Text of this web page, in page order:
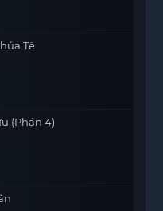
Tể
(Phần 4)